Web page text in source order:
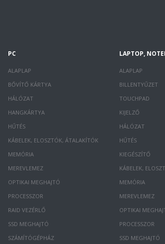
PC
ALAPLAP
BŐVÍTŐ KÁRTYA
HÁLÓZAT
HANGKÁRTYA
HŰTÉS
KÁBELEK, ELOSZTÓK, ÁTALAKÍTÓK
MEMÓRIA
MEREVLEMEZ
OPTIKAI MEGHAJTÓ
PROCESSZOR
RAID VEZÉRLŐ
SSD MEGHAJTÓ
SZÁMÍTÓGÉPHÁZ
LAPTOP,
ALAPLAP
BILLENTYŰZET
TOUCHPAD
KIJELZŐ
HÁLÓZAT
HŰTÉS
KIEGÉSZÍTŐ
KÁBELEK,
MEMÓRIA
MEREVLEMEZ
OPTIKAI
PROCESSZOR
SSD MEGHAJTÓ